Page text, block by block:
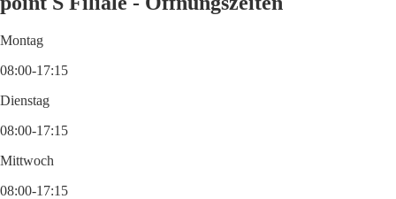
Montag
08:00-17:15
Dienstag
08:00-17:15
Mittwoch
08:00-17:15